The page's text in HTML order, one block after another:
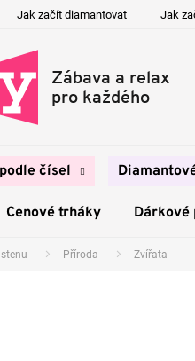
Jak začít diamantovat Jak
čísel
Cenové trháky Dárkové
Příroda Zvířata